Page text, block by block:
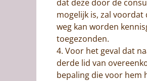
dat deze door de
mogelijk is, zal
weg kan worden
toegezonden.
4. Voor het geval dat
derde lid van
bepaling die voor hem